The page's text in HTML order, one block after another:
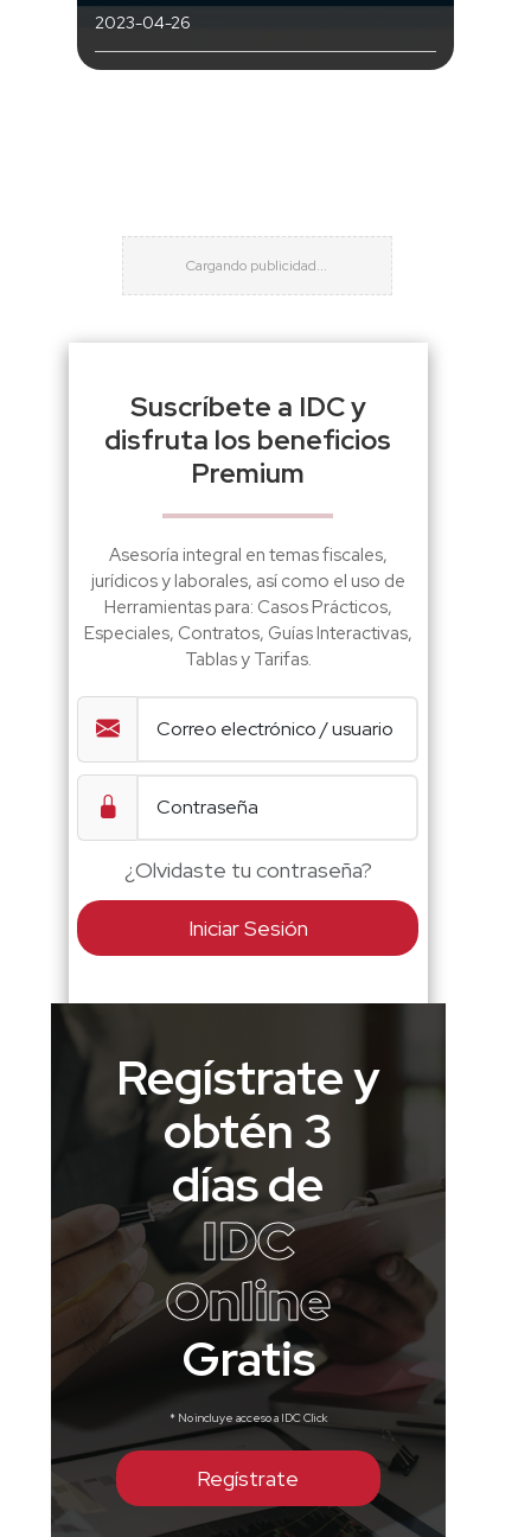
2023-04-26
Suscríbete a IDC y
disfruta los beneficios
Premium
Asesoría integral en temas fiscales,
jurídicos y laborales, así como el uso de
Herramientas para: Casos Prácticos,
Especiales, Contratos, Guías Interactivas,
Tablas y Tarifas.
¿Olvidaste tu contraseña?
Iniciar Sesión
Regístrate y
obtén 3
días de
IDC
Online
Gratis
* No incluye acceso a IDC Click
Regístrate